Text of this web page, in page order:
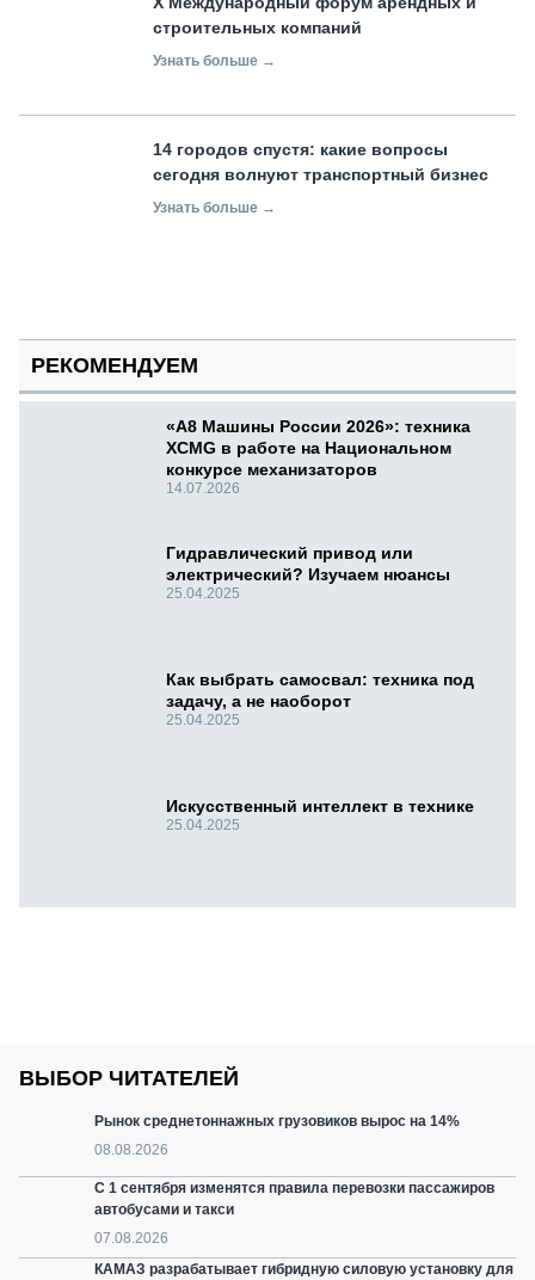
строительных компаний
Узнать больше →
14 городов спустя: какие вопросы
сегодня волнуют транспортный бизнес
Узнать больше →
РЕКОМЕНДУЕМ
«А8 Машины России 2026»: техника
XCMG в работе на Национальном
конкурсе механизаторов
14.07.2026
Гидравлический привод или
электрический? Изучаем нюансы
25.04.2025
Как выбрать самосвал: техника под
задачу, а не наоборот
25.04.2025
Искусственный интеллект в технике
25.04.2025
ВЫБОР ЧИТАТЕЛЕЙ
Рынок среднетоннажных грузовиков вырос на 14%
08.08.2026
С 1 сентября изменятся правила перевозки пассажиров
автобусами и такси
07.08.2026
КАМАЗ разрабатывает гибридную силовую установку для